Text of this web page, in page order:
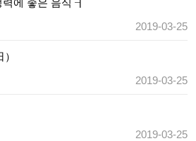
에 좋은 음식 ┨
2019-03-25
2019-03-25
2019-03-25